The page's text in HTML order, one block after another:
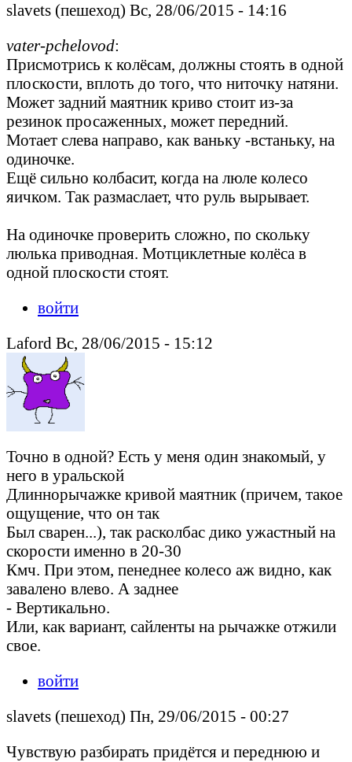
slavets (пешеход) Вс, 28/06/2015 - 14:16
vater-pchelovod:
Присмотрись к колёсам, должны стоять в одной
плоскости, вплоть до того, что ниточку натяни.
Может задний маятник криво стоит из-за
резинок просаженных, может передний.
Мотает слева направо, как ваньку -встаньку, на
одиночке.
Ещё сильно колбасит, когда на люле колесо
яичком. Так размаслает, что руль вырывает.
На одиночке проверить сложно, по скольку
люлька приводная. Мотциклетные колёса в
одной плоскости стоят.
войти
Laford Вс, 28/06/2015 - 15:12
Точно в одной? Есть у меня один знакомый, у
него в уральской
Длиннорычажке кривой маятник (причем, такое
ощущение, что он так
Был сварен...), так расколбас дико ужастный на
скорости именно в 20-30
Кмч. При этом, пенеднее колесо аж видно, как
завалено влево. А заднее
- Вертикально.
Или, как вариант, сайленты на рычажке отжили
свое.
войти
slavets (пешеход) Пн, 29/06/2015 - 00:27
Чувствую разбирать придётся и переднюю и